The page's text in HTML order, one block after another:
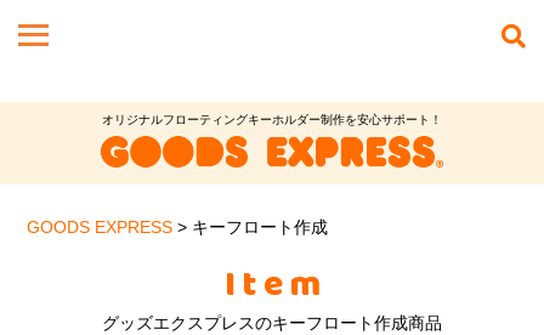
オリジナルフローティングキーホルダー制作を安心サポート！
GOODS EXPRESS > キーフロート作成
Item
グッズエクスプレスのキーフロート作成商品